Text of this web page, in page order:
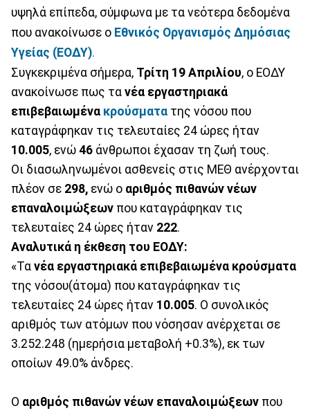
υψηλά επίπεδα, σύμφωνα με τα νεότερα δεδομένα
που ανακοίνωσε ο Εθνικός Οργανισμός Δημόσιας
Υγείας (ΕΟΔΥ).
Συγκεκριμένα σήμερα, Τρίτη 19 Απριλίου, ο ΕΟΔΥ
ανακοίνωσε πως τα νέα εργαστηριακά
επιβεβαιωμένα κρούσματα της νόσου που
καταγράφηκαν τις τελευταίες 24 ώρες ήταν
10.005, ενώ 46 άνθρωποι έχασαν τη ζωή τους.
Οι διασωληνωμένοι ασθενείς στις ΜΕΘ ανέρχονται
πλέον σε 298, ενώ ο αριθμός πιθανών νέων
επαναλοιμώξεων που καταγράφηκαν τις
τελευταίες 24 ώρες ήταν 222.
Αναλυτικά η έκθεση του ΕΟΔΥ:
«Τα νέα εργαστηριακά επιβεβαιωμένα κρούσματα
της νόσου(άτομα) που καταγράφηκαν τις
τελευταίες 24 ώρες ήταν 10.005. Ο συνολικός
αριθμός των ατόμων που νόσησαν ανέρχεται σε
3.252.248 (ημερήσια μεταβολή +0.3%), εκ των
οποίων 49.0% άνδρες.
Ο αριθμός πιθανών νέων επαναλοιμώξεων που